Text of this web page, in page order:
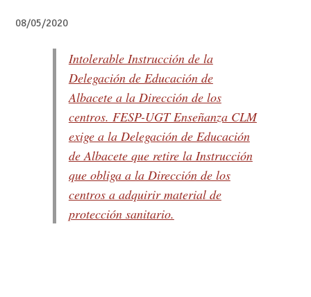
08/05/2020
Intolerable Instrucción de la
Delegación de Educación de
Albacete a la Dirección de los
centros. FESP-UGT Enseñanza CLM
exige a la Delegación de Educación
de Albacete que retire la Instrucción
que obliga a la Dirección de los
centros a adquirir material de
protección sanitario.